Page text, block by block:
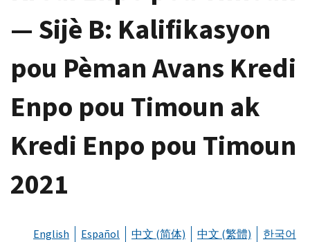
— Sijè B: Kalifikasyon
pou Pèman Avans Kredi
Enpo pou Timoun ak
Kredi Enpo pou Timoun
2021
English Español 中文 (简体) 中文 (繁體)
한국어